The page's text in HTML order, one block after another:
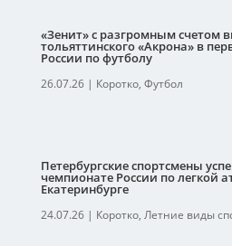
«Зенит» с разгромным счетом
тольяттинского «Акрона» в
России по футболу
26.07.26| Коротко, Футбол
Петербургские спортсмены
чемпионате России по легкой
Екатеринбурге
24.07.26| Коротко, Летние виды